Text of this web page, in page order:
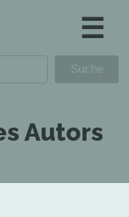
☰
Autors